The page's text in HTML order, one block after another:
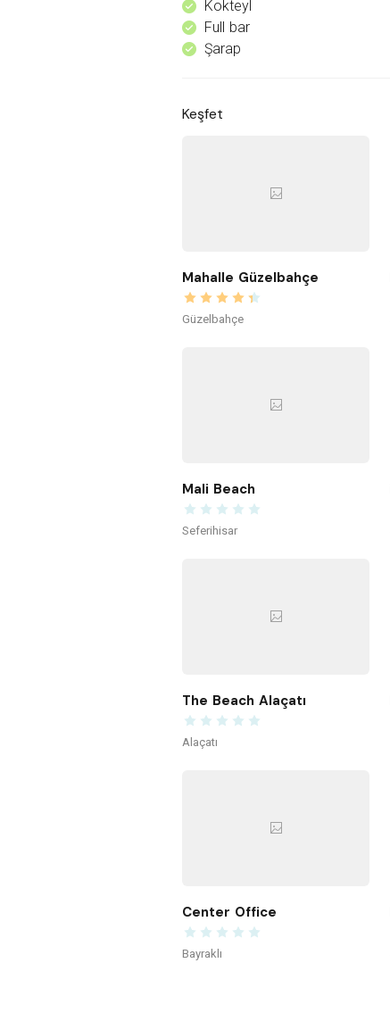
^ Kokteyl
^ Full bar
^ Şarap
Keşfet
Mahalle Güzelbahçe
Güzelbahçe
Mali Beach
Seferihisar
The Beach Alaçatı
Alaçatı
Center Office
Bayraklı